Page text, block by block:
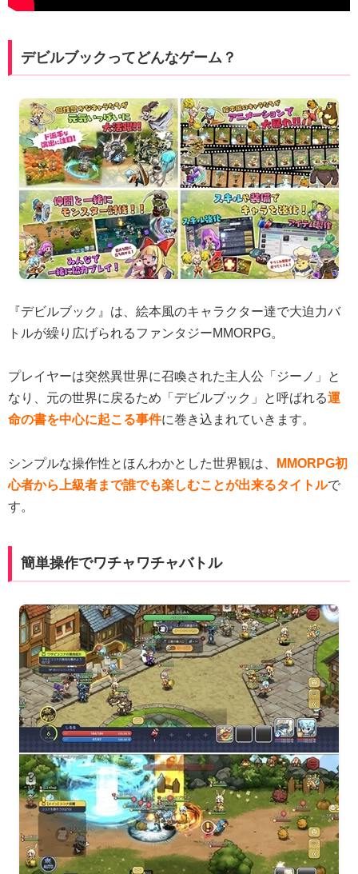
デビルブックってどんなゲーム？
『デビルブック』は、絵本風のキャラクター達で大迫力バ
トルが繰り広げられるファンタジーMMORPG。
プレイヤーは突然異世界に召喚された主人公「ジーノ」と
なり、元の世界に戻るため「デビルブック」と呼ばれる運
命の書を中心に起こる事件に巻き込まれていきます。
シンプルな操作性とほんわかとした世界観は、
MMORPG初
心者から上級者まで誰でも楽しむことが出来るタイトルで
す。
簡単操作でワチャワチャバトル